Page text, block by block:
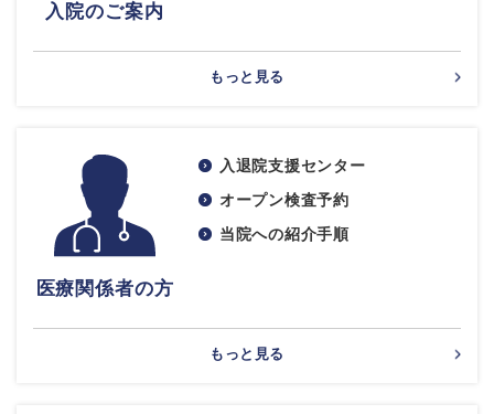
入院のご案内
もっと見る
医療関係者の方
入退院支援センター
オープン検査予約
当院への紹介手順
もっと見る